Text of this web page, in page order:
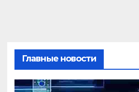
Главные новости